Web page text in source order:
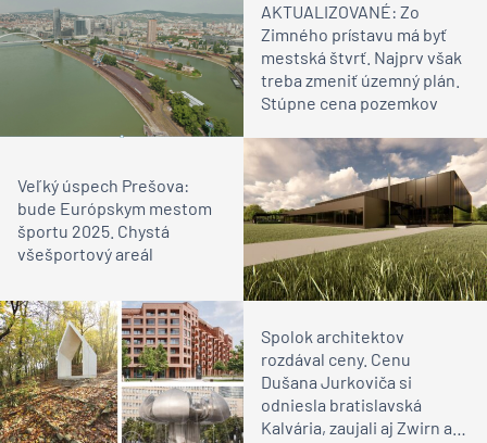
AKTUALIZOVANÉ: Zo
Zimného prístavu má byť
mestská štvrť. Najprv však
treba zmeniť územný plán.
Stúpne cena pozemkov
Veľký úspech Prešova:
bude Európskym mestom
športu 2025. Chystá
všešportový areál
Spolok architektov
rozdával ceny. Cenu
Dušana Jurkoviča si
odniesla bratislavská
Kalvária, zaujali aj Zwirn a